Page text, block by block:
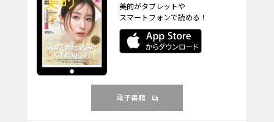
美的がタブレットや
スマートフォンで読める！
電子書籍